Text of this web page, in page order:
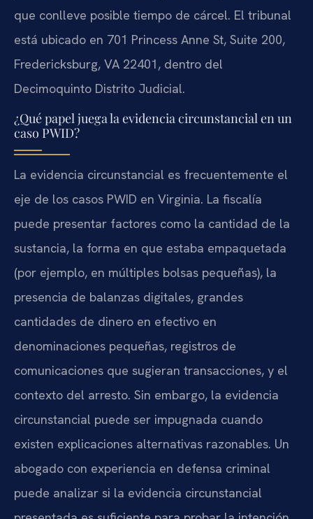
que conlleve posible tiempo de cárcel. El tribunal
está ubicado en 701 Princess Anne St, Suite 200,
Fredericksburg, VA 22401, dentro del
Decimoquinto Distrito Judicial.
¿Qué papel juega la evidencia circunstancial en un
caso PWID?
La evidencia circunstancial es frecuentemente el
eje de los casos PWID en Virginia. La fiscalía
puede presentar factores como la cantidad de la
sustancia, la forma en que estaba empaquetada
(por ejemplo, en múltiples bolsas pequeñas), la
presencia de balanzas digitales, grandes
cantidades de dinero en efectivo en
denominaciones pequeñas, registros de
comunicaciones que sugieran transacciones, y el
contexto del arresto. Sin embargo, la evidencia
circunstancial puede ser impugnada cuando
existen explicaciones alternativas razonables. Un
abogado con experiencia en defensa criminal
puede analizar si la evidencia circunstancial